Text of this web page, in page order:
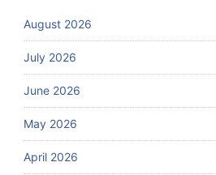
August 2026
July 2026
June 2026
May 2026
April 2026